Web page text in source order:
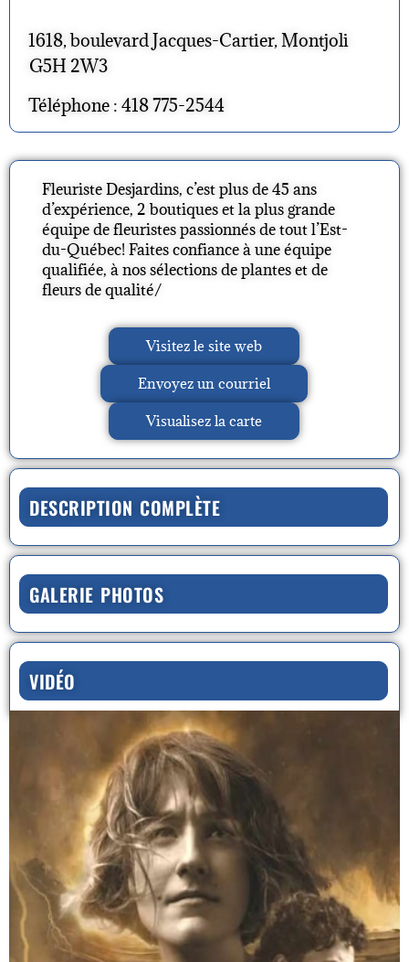
1618, boulevard Jacques-Cartier, Montjoli
G5H 2W3
Téléphone : 418 775-2544
Fleuriste Desjardins, c’est plus de 45 ans
d’expérience, 2 boutiques et la plus grande
équipe de fleuristes passionnés de tout l’Est-
du-Québec! Faites confiance à une équipe
qualifiée, à nos sélections de plantes et de
fleurs de qualité/
Visitez le site web
Envoyez un courriel
Visualisez la carte
DESCRIPTION COMPLÈTE
GALERIE PHOTOS
VIDÉO